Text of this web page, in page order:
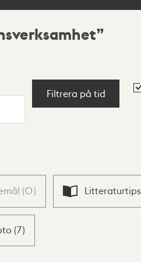
Filtrera på tid
(0) Litteraturtips
(7)